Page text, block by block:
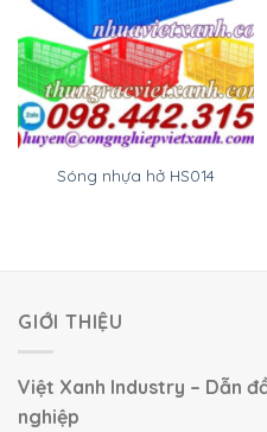
Sóng nhựa hở HS014
GIỚI THIỆU
Việt Xanh Industry – Dẫn
nghiệp